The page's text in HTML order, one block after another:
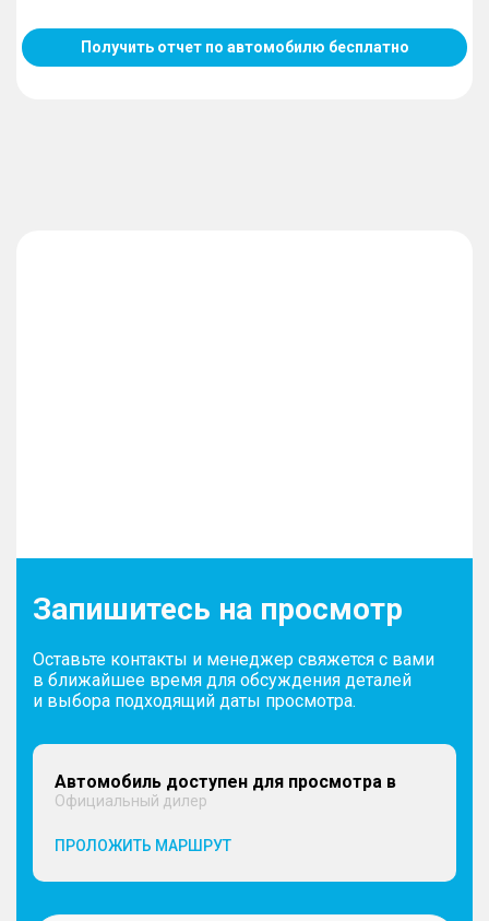
Получить отчет по автомобилю бесплатно
Запишитесь на просмотр
Оставьте контакты и менеджер свяжется с вами
в ближайшее время для обсуждения деталей
и выбора подходящий даты просмотра.
Автомобиль доступен для просмотра в
Официальный дилер
ПРОЛОЖИТЬ МАРШРУТ